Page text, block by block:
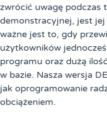
zwrócić uwagę podczas
demonstracyjnej, jest
ważne jest to, gdy
użytkowników
programu oraz dużą
w bazie. Nasza wersja
jak oprogramowanie
obciążeniem.